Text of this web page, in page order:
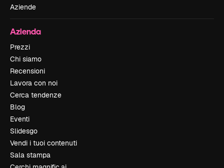
Aziende
Azienda
Prezzi
Chi siamo
Recensioni
Lavora con noi
Cerca tendenze
Blog
Eventi
Slidesgo
Vendi i tuoi contenuti
Sala stampa